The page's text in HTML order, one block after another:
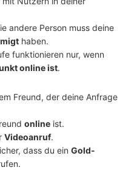
andere Person muss deine
haben.
funktionieren nur, wenn
online ist.
Freund, der deine Anfrage
online ist.
Videoanruf.
dass du ein Gold-